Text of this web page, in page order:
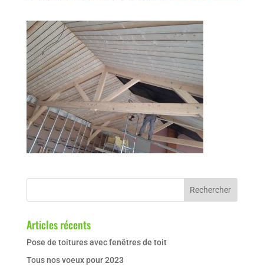
Articles récents
Pose de toitures avec fenêtres de toit
Tous nos voeux pour 2023